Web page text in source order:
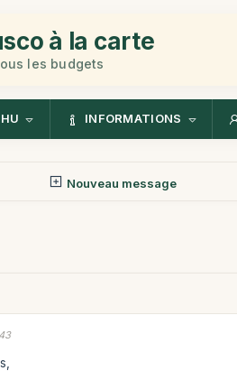
à la carte
les budgets
INFORMATIONS
Nouveau message